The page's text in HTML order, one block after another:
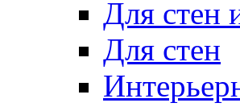
Для стен
Для стен